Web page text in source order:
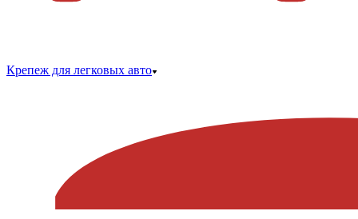
Крепеж для легковых авто